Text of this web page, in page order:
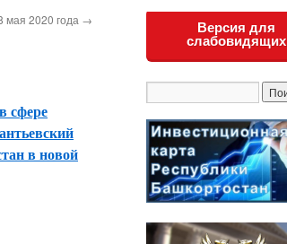
2020 года →
сфере
в новой
Версия для
слабовидящих